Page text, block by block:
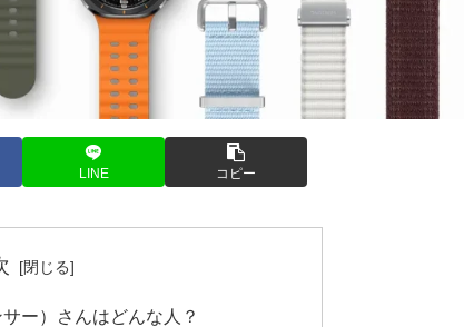
LINE コピー
ー）さんはどんな人？